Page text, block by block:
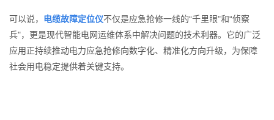
可以说， 电缆故障定位仪不仅是应急抢修一线的“千里眼"和“侦察
兵"，更是现代智能电网运维体系中解决问题的技术利器。它的广泛
应用正持续推动电力应急抢修向数字化、精准化方向升级，为保障
社会用电稳定提供着关键支持。